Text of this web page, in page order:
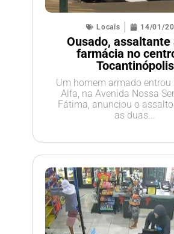
Locais 14/01/
Ousado, assaltante
farmácia no
Tocantinópolis
Um homem armado entrou
Alfa, na Avenida Nossa
Fátima, anunciou o
as duas...